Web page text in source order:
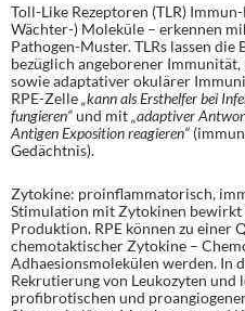
Toll-Like Rezeptoren (TLR)
Wächter-) Moleküle – erkennen
Pathogen-Muster. TLRs lassen die
bezüglich angeborener
sowie adaptativer okulärer
RPE-Zelle„kann als Ersthelfer bei
fungieren“und mit„adaptiver
Antigen Exposition reagieren“
Gedächtnis).
Zytokine: proinflammatorisch,
Stimulation mit Zytokinen bewirkt
Produktion. RPE können zu einer
chemotaktischer Zytokine –
Adhaesionsmolekülen werden. In
Rekrutierung von Leukozyten und
profibrotischen und